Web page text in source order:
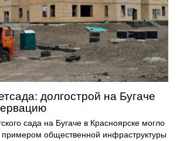
долгострой на Бугаче
сада на Бугаче в Красноярске могло
общественной инфраструктуры